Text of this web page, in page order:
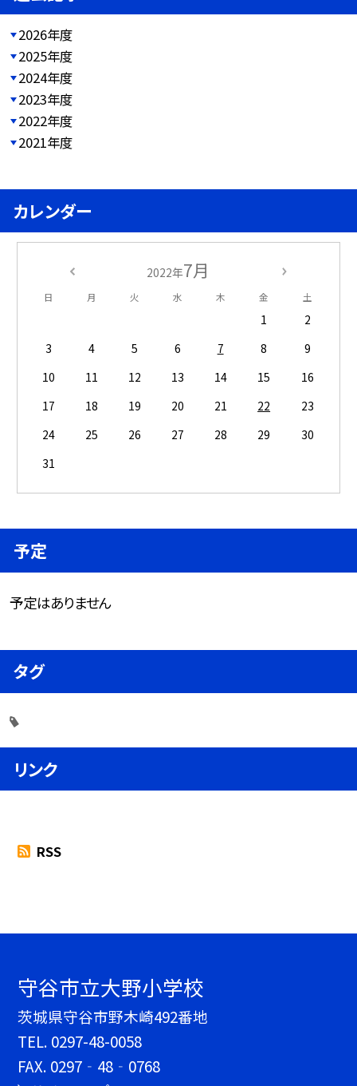
2026年度
2025年度
2024年度
2023年度
2022年度
2021年度
カレンダー
2022年7月
日 月 火 水 木 金 土
1
2
3
4 5 6 7 8
9
10
11 12 13 14 15
16
17
18 19 20 21 22
23
24
25 26 27 28 29
30
31
予定
予定はありません
タグ
リンク
RSS
守谷市立大野小学校
茨城県守谷市野木崎492番地
TEL. 0297-48-0058
FAX. 0297‐48‐0768